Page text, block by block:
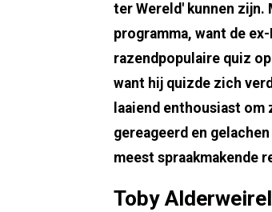
ter Wereld' kunnen zijn.
programma, want de
razendpopulaire quiz
want hij quizde zich
laaiend enthousiast
gereageerd en
meest spraakmakende
Toby